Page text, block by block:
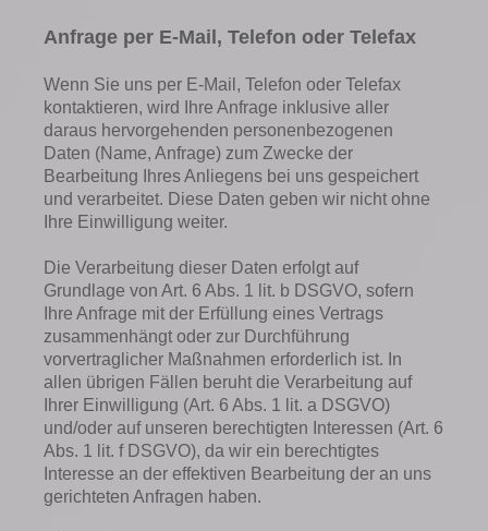
Anfrage per E-Mail, Telefon oder Telefax
Wenn Sie uns per E-Mail, Telefon oder Telefax
kontaktieren, wird Ihre Anfrage inklusive aller
daraus hervorgehenden personenbezogenen
Daten (Name, Anfrage) zum Zwecke der
Bearbeitung Ihres Anliegens bei uns gespeichert
und verarbeitet. Diese Daten geben wir nicht ohne
Ihre Einwilligung weiter.
Die Verarbeitung dieser Daten erfolgt auf
Grundlage von Art. 6 Abs. 1 lit. b DSGVO, sofern
Ihre Anfrage mit der Erfüllung eines Vertrags
zusammenhängt oder zur Durchführung
vorvertraglicher Maßnahmen erforderlich ist. In
allen übrigen Fällen beruht die Verarbeitung auf
Ihrer Einwilligung (Art. 6 Abs. 1 lit. a DSGVO)
und/oder auf unseren berechtigten Interessen (Art. 6
Abs. 1 lit. f DSGVO), da wir ein berechtigtes
Interesse an der effektiven Bearbeitung der an uns
gerichteten Anfragen haben.